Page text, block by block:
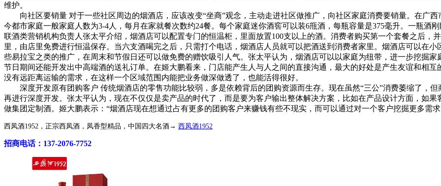
维护。
向社区要销量 对于一些社区周边的烟酒店，应该改变“坐商”观念，主动走进社区做推广，向社区家庭消费要销量。在广西
今都市家庭一般家庭人数为3-4人，每月在家就餐次数约24餐。每个家庭迷你酒窖可以装6甁酒，每瓶容量是375毫升。一瓶酒
联酒类营销机构负责人张太平介绍，烟酒店可以配置专门的恒温柜，里面放置100支以上的酒。消费者购买第一个套餐之后，
里，由店里免费进行恒温保存。当六支酒喝完之后，只需打个电话，烟酒店人员就可以把酒送到消费者家里。烟酒店可以在
些易拉宝之类的推广，在周末和节假日还可以做免费的赠饮吸引人气。张太平认为，烟酒店可以以家庭为纽带，进一步挖掘
节日期间还能开发出中高端酒的送礼订单。在姬大鹏看来，门店能产生人与人之间的直接沟通，最大的好处是产生友谊和相
没有远距离运输的需求，在这样一个区域范围内能把业务做深做透了，也能活得很好。
深度开发原有团购客户 传统烟酒店的零售功能比较弱，多是依赖背后的团购资源而生存。现在虽然“三公”消费萎缩了，
再进行深度开发。张太平认为，现在不仅仅是卖产品的时代了，而是要为客户输出整体解决方案，比如在产品设计方面，如
做集团定制酒。姬大鹏表示：“烟酒店现在想通过占有更多的团购客户来赚钱有些不现实，而可以通过对一个客户挖掘更多需
西凤酒1952，正宗西凤酒，凤香型精品，中国四大名酒→ 西凤酒1952
招商电话：137-2076-7752